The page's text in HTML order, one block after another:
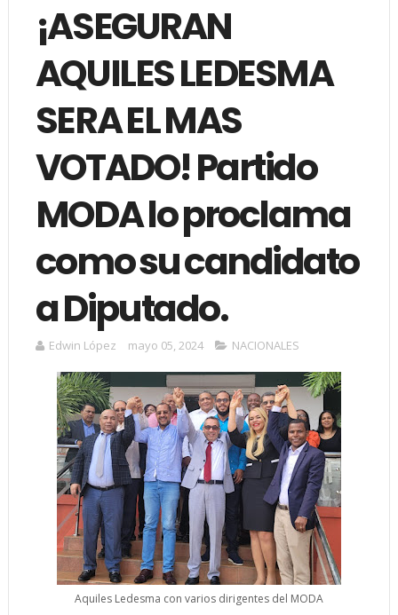
¡ASEGURAN
AQUILES LEDESMA
SERA EL MAS
VOTADO! Partido
MODA lo proclama
como su candidato
a Diputado.
Edwin López mayo 05, 2024 NACIONALES
Aquiles Ledesma con varios dirigentes del MODA